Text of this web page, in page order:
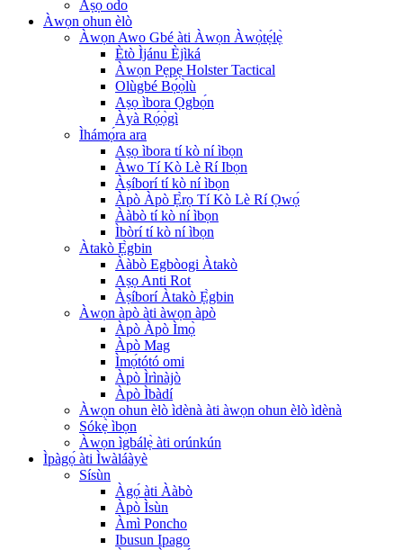
Aṣọ odo
Àwọn ohun èlò
Àwọn Awo Gbé àti Àwọn Àwọ̀tẹ́lẹ̀
Ètò Ìjánu Èjìká
Àwọn Pẹpẹ Holster Tactical
Olùgbé Bọ́ọ̀lù
Aṣọ ìbora Ọgbọ́n
Àyà Rọ́ọ̀gì
Ìhámọ́ra ara
Aṣọ ìbora tí kò ní ìbọn
Àwo Tí Kò Lè Rí Ibọn
Àṣíborí tí kò ní ìbọn
Àpò Àpò Ẹ̀rọ Tí Kò Lè Rí Ọwọ́
Ààbò tí kò ní ìbọn
Ìbòrí tí kò ní ìbọn
Àtakò Ẹ̀gbin
Ààbò Egbòogi Àtakò
Aṣọ Anti Rot
Àṣíborí Àtakò Ẹ̀gbin
Àwọn àpò àti àwọn àpò
Àpò Àpò Ìmọ̀
Àpò Mag
Ìmọ́tótó omi
Àpò Ìrìnàjò
Àpò Ìbàdí
Àwọn ohun èlò ìdènà àti àwọn ohun èlò ìdènà
Sókẹ̀ ìbọn
Àwọn ìgbálẹ̀ àti orúnkún
Ìpàgọ́ àti Ìwàláàyè
Sísùn
Àgọ́ àti Ààbò
Àpò Ìsùn
Àmì Poncho
Ibusun Ipago